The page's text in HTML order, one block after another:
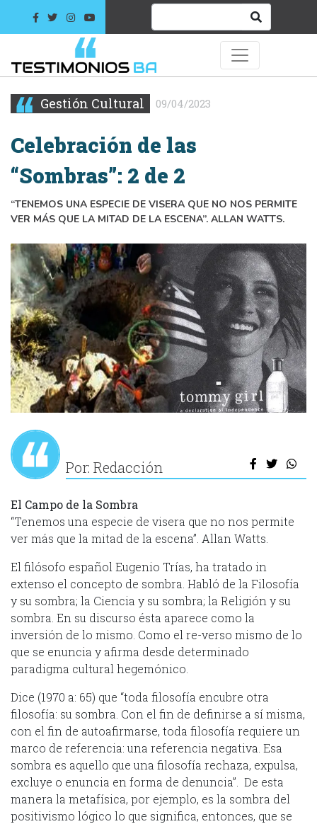
Gestión Cultural 09/04/2023
Celebración de las
“Sombras”: 2 de 2
“TENEMOS UNA ESPECIE DE VISERA QUE NO NOS PERMITE
VER MÁS QUE LA MITAD DE LA ESCENA”. ALLAN WATTS.
Por: Redacción
El Campo de la Sombra
“Tenemos una especie de visera que no nos permite
ver más que la mitad de la escena”. Allan Watts.
El filósofo español Eugenio Trías, ha tratado in
extenso el concepto de sombra. Habló de la Filosofía
y su sombra; la Ciencia y su sombra; la Religión y su
sombra. En su discurso ésta aparece como la
inversión de lo mismo. Como el re-verso mismo de lo
que se enuncia y afirma desde determinado
paradigma cultural hegemónico.
Dice (1970 a: 65) que “toda filosofía encubre otra
filosofía: su sombra. Con el fin de definirse a sí misma,
con el fin de autoafirmarse, toda filosofía requiere un
marco de referencia: una referencia negativa. Esa
sombra es aquello que una filosofía rechaza, expulsa,
excluye o enuncia en forma de denuncia”. De esta
manera la metafísica, por ejemplo, es la sombra del
positivismo lógico lo que significa, entonces, que se